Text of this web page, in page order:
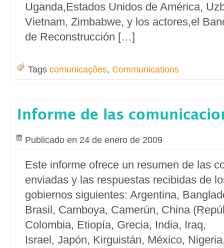
Uganda,Estados Unidos de América,
Vietnam, Zimbabwe, y los actores,el
de Reconstrucción […]
Tags comunicações, Communications
Informe de las
Publicado en 24 de enero de 2009
Este informe ofrece un resumen de las
enviadas y las respuestas recibidas de
gobiernos siguientes: Argentina,
Brasil, Camboya, Camerún, China
Colombia, Etiopía, Grecia, India, Iraq,
Israel, Japón, Kirguistán, México,